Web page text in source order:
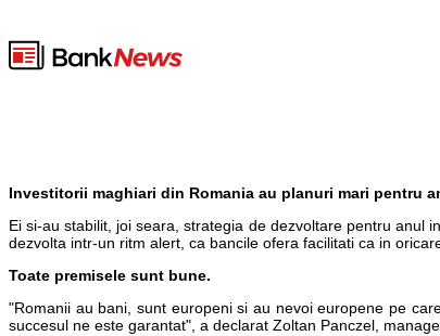
Investitorii maghiari din Romania au planuri mari pentru
Ei si-au stabilit, joi seara, strategia de dezvoltare pentru anul
dezvolta intr-un ritm alert, ca bancile ofera facilitati ca in
Toate premisele sunt bune.
"Romanii au bani, sunt europeni si au nevoi europene pe
succesul ne este garantat", a declarat Zoltan Panczel,